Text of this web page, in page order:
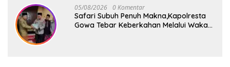
05/08/2026 0 Komentar
Safari Subuh Penuh Makna,Kapolresta
Gowa Tebar Keberkahan Melalui Wakaf